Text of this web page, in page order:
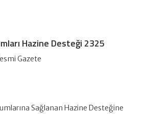
Hazine Desteği 2325
Gazete
Sağlanan Hazine Desteğine